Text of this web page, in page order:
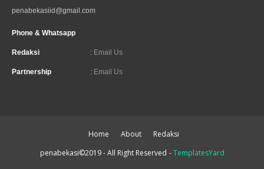
penabekasiid@gmail.com
Phone & Whatsapp
Redaksi : Email Us
Partnership : Email Us
Home About
Redaksi
penabekasi©2019 - All Right Reserved -TemplatesYard